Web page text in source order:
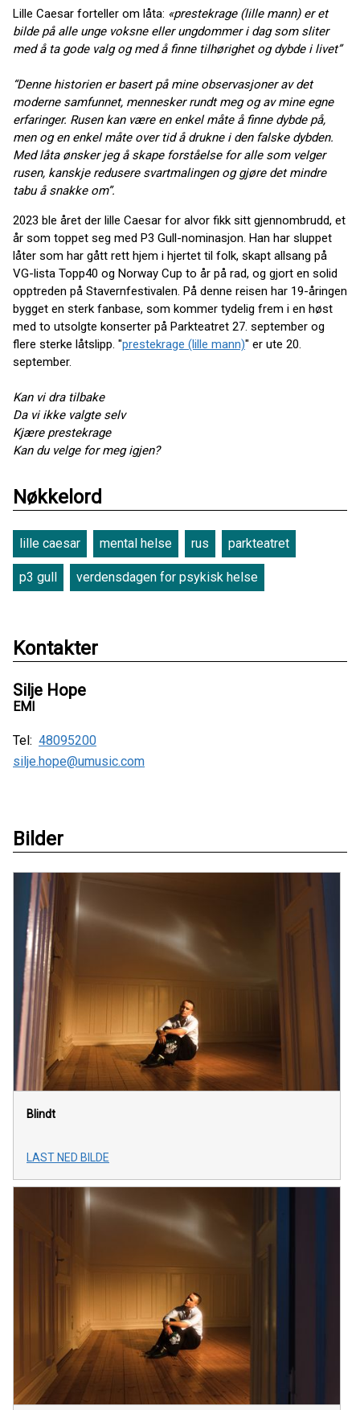
Lille Caesar forteller om låta: «prestekrage (lille mann) er et
bilde på alle unge voksne eller ungdommer i dag som sliter
med å ta gode valg og med å finne tilhørighet og dybde i livet”
“Denne historien er basert på mine observasjoner av det
moderne samfunnet, mennesker rundt meg og av mine egne
erfaringer. Rusen kan være en enkel måte å finne dybde på,
men og en enkel måte over tid å drukne i den falske dybden.
Med låta ønsker jeg å skape forståelse for alle som velger
rusen, kanskje redusere svartmalingen og gjøre det mindre
tabu å snakke om”.
2023 ble året der lille Caesar for alvor fikk sitt gjennombrudd, et
år som toppet seg med P3 Gull-nominasjon. Han har sluppet
låter som har gått rett hjem i hjertet til folk, skapt allsang på
VG-lista Topp40 og Norway Cup to år på rad, og gjort en solid
opptreden på Stavernfestivalen. På denne reisen har 19-åringen
bygget en sterk fanbase, som kommer tydelig frem i en høst
med to utsolgte konserter på Parkteatret 27. september og
flere sterke låtslipp. "prestekrage (lille mann)" er ute 20.
september.
Kan vi dra tilbake
Da vi ikke valgte selv
Kjære prestekrage
Kan du velge for meg igjen?
Nøkkelord
lille caesar mental helse rus parkteatret
p3 gull verdensdagen for psykisk helse
Kontakter
Silje Hope
EMI
Tel: 48095200
silje.hope@umusic.com
Bilder
Blindt
LAST NED BILDE